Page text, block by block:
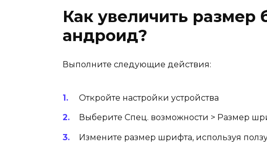
Как увеличить размер
андроид?
Выполните следующие действия:
Откройте настройки устройства
Выберите Спец. возможности > Размер
Измените размер шрифта, используя